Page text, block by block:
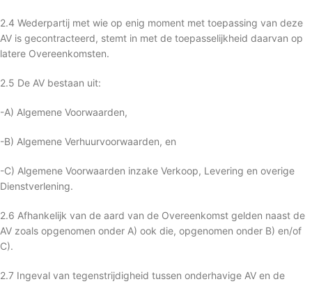
2.4 Wederpartij met wie op enig moment met toepassing van deze
AV is gecontracteerd, stemt in met de toepasselijkheid daarvan op
latere Overeenkomsten.
2.5 De AV bestaan uit:
-A) Algemene Voorwaarden,
-B) Algemene Verhuurvoorwaarden, en
-C) Algemene Voorwaarden inzake Verkoop, Levering en overige
Dienstverlening.
2.6 Afhankelijk van de aard van de Overeenkomst gelden naast de
AV zoals opgenomen onder A) ook die, opgenomen onder B) en/of
C).
2.7 Ingeval van tegenstrijdigheid tussen onderhavige AV en de